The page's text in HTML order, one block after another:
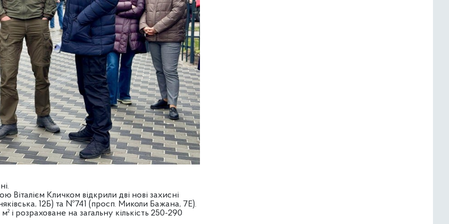
Віталієм Кличком відкрили дві нові захисні
12Б) та №741 (просп. Миколи Бажана, 7Е).
розраховане на загальну кількість 250-290